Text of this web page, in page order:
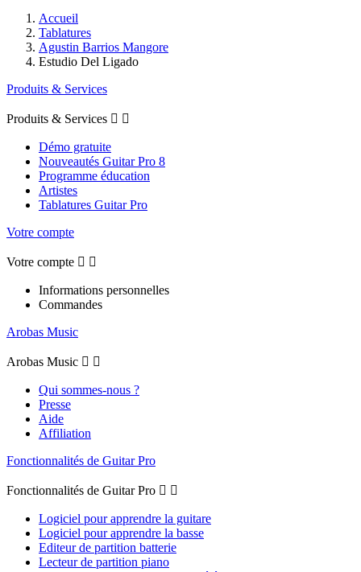
Accueil
Tablatures
Agustin Barrios Mangore
Estudio Del Ligado
Produits & Services
Produits & Services  
Démo gratuite
Nouveautés Guitar Pro 8
Programme éducation
Artistes
Tablatures Guitar Pro
Votre compte
Votre compte  
Informations personnelles
Commandes
Arobas Music
Arobas Music  
Qui sommes-nous ?
Presse
Aide
Affiliation
Fonctionnalités de Guitar Pro
Fonctionnalités de Guitar Pro  
Logiciel pour apprendre la guitare
Logiciel pour apprendre la basse
Editeur de partition batterie
Lecteur de partition piano